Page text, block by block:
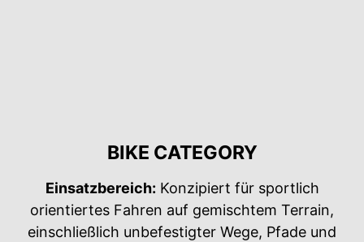
BIKE CATEGORY
Einsatzbereich: Konzipiert für sportlich
orientiertes Fahren auf gemischtem Terrain,
einschließlich unbefestigter Wege, Pfade und